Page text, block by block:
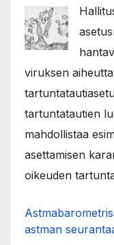
viruksen
tartuntatautien
mahdollistaa
asettamisen
oikeuden
astman